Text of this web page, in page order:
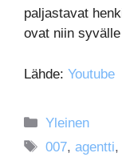
paljastavat
ovat niin syvälle
Lähde: Youtube
Kategoriat
Yleinen
Avainsanat
007,agentti,